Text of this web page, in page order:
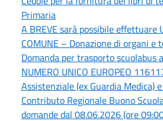
Primaria
A BREVE sarà possibile effettuare
COMUNE – Donazione di organi e
Domanda per trasporto scuolabus
NUMERO UNICO EUROPEO
Assistenziale (ex Guardia Medica)
Contributo Regionale Buono
domande dal 08.06.2026 (ore